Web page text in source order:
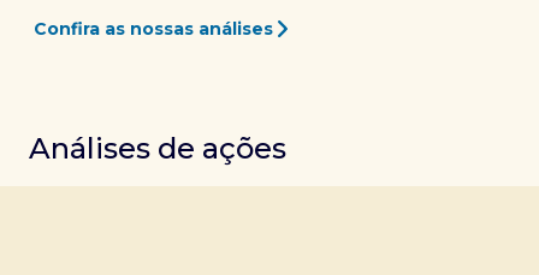
Confira as nossas análises
Análises de ações